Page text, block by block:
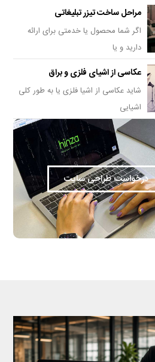
مراحل ساخت تیزر تبلیغاتی
اگر شما محصول یا خدمتی برای ارائه
دارید و یا
عکاسی از اشیای فلزی و براق
شاید عکاسی از اشیا فلزی یا به طور کلی
اشیایی
درخواست طراحی سایت